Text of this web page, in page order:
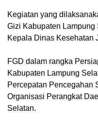
Kegiatan yang
Gizi Kabupaten
Kepala Dinas Kesehatan
FGD dalam rangka
Kabupaten Lampung
Percepatan Pencegahan
Organisasi Perangkat
Selatan.